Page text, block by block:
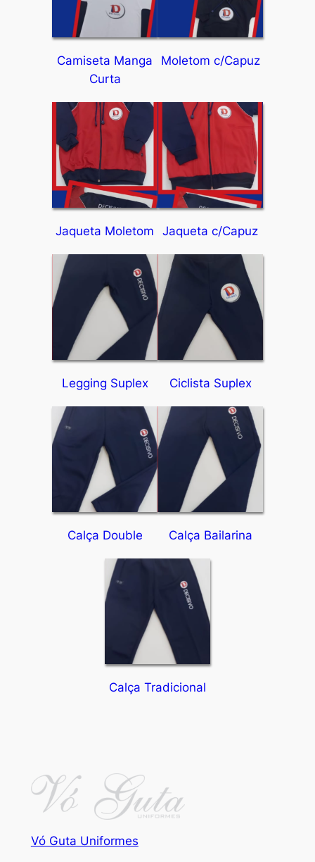
Camiseta Manga
Curta
Moletom c/Capuz
Jaqueta Moletom Jaqueta c/Capuz
Legging Suplex Ciclista Suplex
Calça Double Calça Bailarina
Calça Tradicional
Vó Guta Uniformes